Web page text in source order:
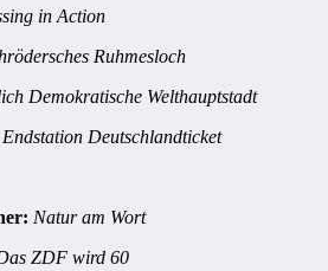
in Action
Ruhmesloch
Demokratische Welthauptstadt
Endstation Deutschlandticket
Natur am Wort
ZDF wird 60